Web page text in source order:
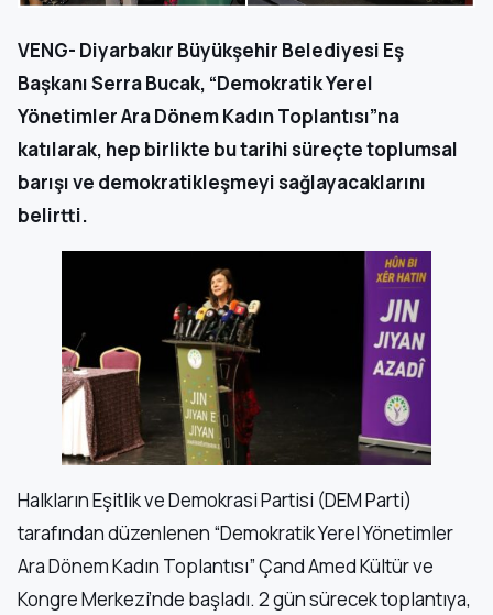
VENG- Diyarbakır Büyükşehir Belediyesi Eş
Başkanı Serra Bucak, “Demokratik Yerel
Yönetimler Ara Dönem Kadın Toplantısı”na
katılarak, hep birlikte bu tarihi süreçte toplumsal
barışı ve demokratikleşmeyi sağlayacaklarını
belirtti.
Halkların Eşitlik ve Demokrasi Partisi (DEM Parti)
tarafından düzenlenen “Demokratik Yerel Yönetimler
Ara Dönem Kadın Toplantısı” Çand Amed Kültür ve
Kongre Merkezi’nde başladı. 2 gün sürecek toplantıya,